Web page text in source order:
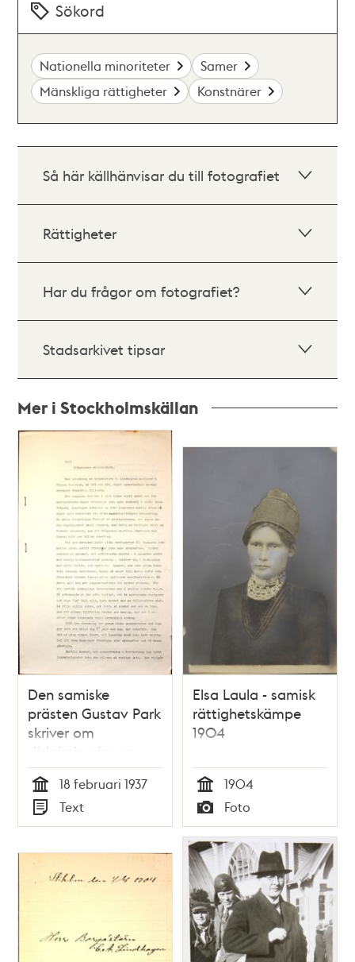
Sökord
Nationella minoriteter
Samer
Mänskliga rättigheter
Konstnärer
Så här källhänvisar du till fotografiet
Rättigheter
Har du frågor om fotografiet?
Stadsarkivet tipsar
Mer i Stockholmskällan
teman
Den samiske
prästen Gustav Park
skriver om
diskriminering av
samerna
Tid
18 februari 1937
Typ
Text
Elsa Laula - samisk
rättighetskämpe
1904
Tid
1904
Typ
Foto